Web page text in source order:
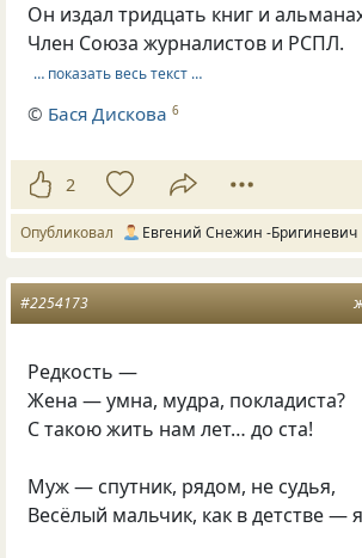
Он издал тридцать книг и
Член Союза журналистов и РСПЛ.
… показать весь текст …
© Бася Дискова 6
2
Опубликовал Евгений Снежин -Бригиневич
#2254173
Редкость —
Жена — умна, мудра, покладиста?
С такою жить нам лет… до ста!
Муж — спутник, рядом, не судья,
Весёлый мальчик, как в детстве —